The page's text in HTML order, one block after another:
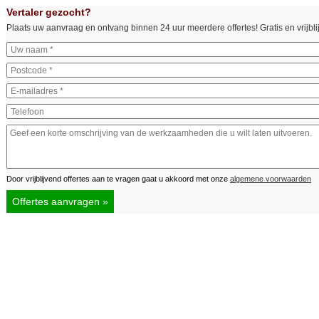
Vertaler gezocht?
Plaats uw aanvraag en ontvang binnen 24 uur meerdere offertes! Gratis en
Door vrijblijvend offertes aan te vragen gaat u akkoord met onze algemene voorwaarden